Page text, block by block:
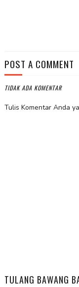
POST A COMMENT
TIDAK ADA KOMENTAR
Tulis Komentar Anda
TULANG BAWANG